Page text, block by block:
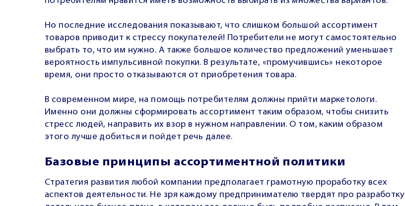
Но последние исследования показывают, что слишком большой ассортимент
товаров приводит к стрессу покупателей! Потребители не могут самостоятельно
выбрать то, что им нужно. А также большое количество предложений уменьшает
вероятность импульсивной покупки. В результате, «промучившись» некоторое
время, они просто отказываются от приобретения товара.
В современном мире, на помощь потребителям должны прийти маркетологи.
Именно они должны сформировать ассортимент таким образом, чтобы снизить
стресс людей, направить их взор в нужном направлении. О том, каким образом
этого лучше добиться и пойдет речь далее.
Базовые принципы ассортиментной политики
Стратегия развития любой компании предполагает грамотную проработку всех
аспектов деятельности. Не зря каждому предпринимателю твердят про разработку